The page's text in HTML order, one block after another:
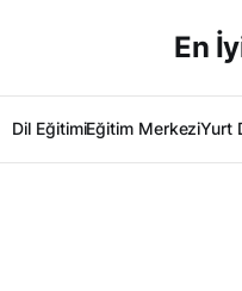
En
Dil EğitimiEğitim MerkeziYurt